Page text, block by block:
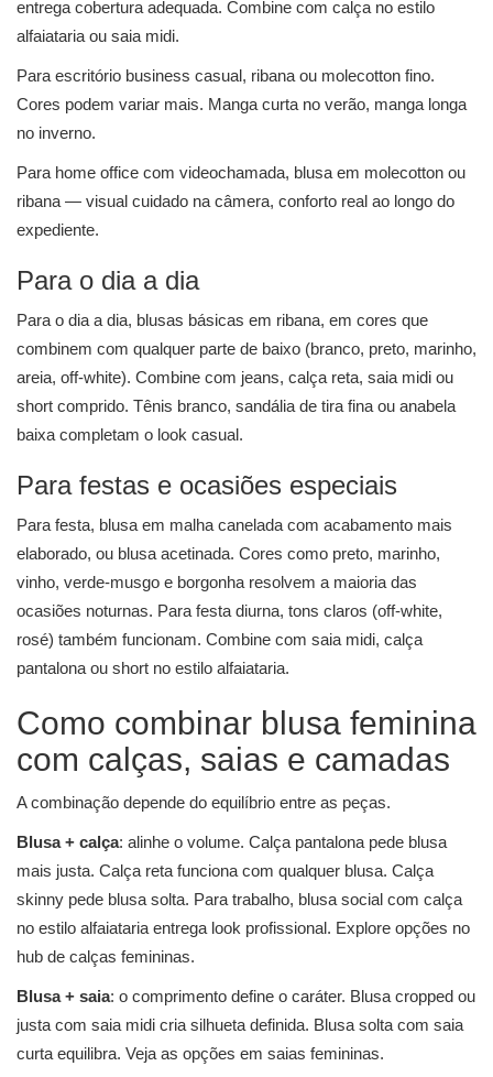
entrega cobertura adequada. Combine com calça no estilo
alfaiataria ou saia midi.
Para escritório business casual, ribana ou molecotton fino.
Cores podem variar mais. Manga curta no verão, manga longa
no inverno.
Para home office com videochamada, blusa em molecotton ou
ribana — visual cuidado na câmera, conforto real ao longo do
expediente.
Para o dia a dia
Para o dia a dia, blusas básicas em ribana, em cores que
combinem com qualquer parte de baixo (branco, preto, marinho,
areia, off-white). Combine com jeans, calça reta, saia midi ou
short comprido. Tênis branco, sandália de tira fina ou anabela
baixa completam o look casual.
Para festas e ocasiões especiais
Para festa, blusa em malha canelada com acabamento mais
elaborado, ou blusa acetinada. Cores como preto, marinho,
vinho, verde-musgo e borgonha resolvem a maioria das
ocasiões noturnas. Para festa diurna, tons claros (off-white,
rosé) também funcionam. Combine com saia midi, calça
pantalona ou short no estilo alfaiataria.
Como combinar blusa feminina
com calças, saias e camadas
A combinação depende do equilíbrio entre as peças.
Blusa + calça: alinhe o volume. Calça pantalona pede blusa
mais justa. Calça reta funciona com qualquer blusa. Calça
skinny pede blusa solta. Para trabalho, blusa social com calça
no estilo alfaiataria entrega look profissional. Explore opções no
hub de calças femininas.
Blusa + saia: o comprimento define o caráter. Blusa cropped ou
justa com saia midi cria silhueta definida. Blusa solta com saia
curta equilibra. Veja as opções em saias femininas.